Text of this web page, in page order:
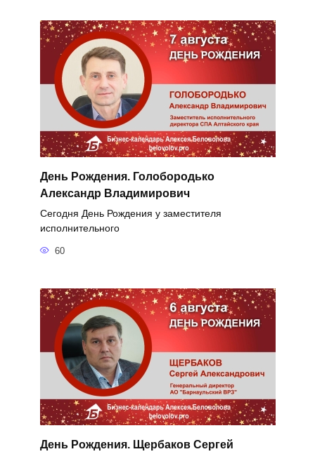
День Рождения. Голобородько
Александр Владимирович
Сегодня День Рождения у заместителя
исполнительного
60
День Рождения. Щербаков Сергей